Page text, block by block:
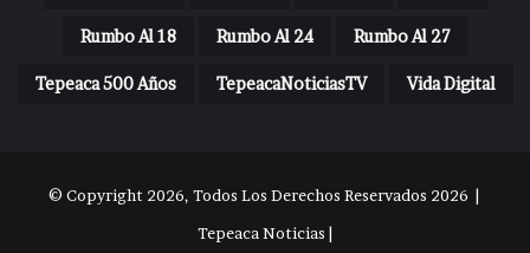
Rumbo Al 18 Rumbo Al 24 Rumbo Al 27
Tepeaca 500 Años TepeacaNoticiasTV Vida Digital
© Copyright 2026, Todos Los Derechos Reservados 2026 |
Tepeaca Noticias |